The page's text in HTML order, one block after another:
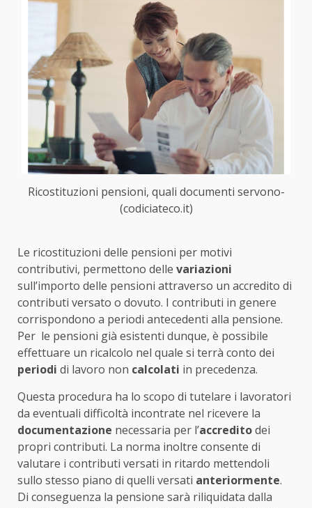
Ricostituzioni pensioni, quali documenti servono-
(codiciateco.it)
Le ricostituzioni delle pensioni per motivi
contributivi, permettono delle variazioni
sull’importo delle pensioni attraverso un accredito di
contributi versato o dovuto. I contributi in genere
corrispondono a periodi antecedenti alla pensione.
Per le pensioni già esistenti dunque, è possibile
effettuare un ricalcolo nel quale si terrà conto dei
periodi di lavoro non calcolati in precedenza.
Questa procedura ha lo scopo di tutelare i lavoratori
da eventuali difficoltà incontrate nel ricevere la
documentazione necessaria per l’accreditodei
propri contributi. La norma inoltre consente di
valutare i contributi versati in ritardo mettendoli
sullo stesso piano di quelli versati anteriormente.
Di conseguenza la pensione sarà riliquidata dalla